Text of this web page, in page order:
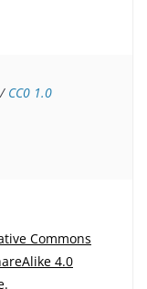
CC0 1.0
Commons
4.0
.